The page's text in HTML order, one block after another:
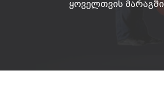
ყოველთვის მარაგში